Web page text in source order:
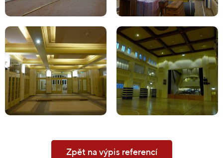
Zpět na výpis referencí